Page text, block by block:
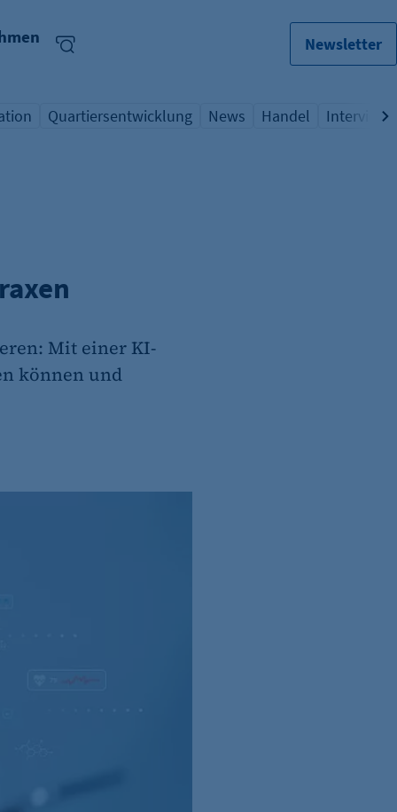
Newsletter
Schlagwort
Übersicht Schlagwort
Quartiersentwicklung
Übersicht Schlagwort
News
Übersicht
Handel
Übersicht
Interview
Mit einer KI-
können und